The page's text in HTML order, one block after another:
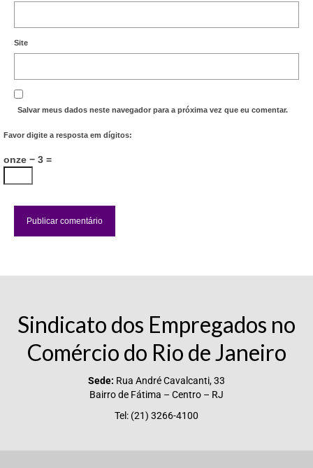
Site
Salvar meus dados neste navegador para a próxima vez que eu comentar.
Favor digite a resposta em dígitos:
onze − 3 =
Sindicato dos Empregados no
Comércio do Rio de Janeiro
Sede: Rua André Cavalcanti, 33
Bairro de Fátima – Centro – RJ
Tel: (21) 3266-4100